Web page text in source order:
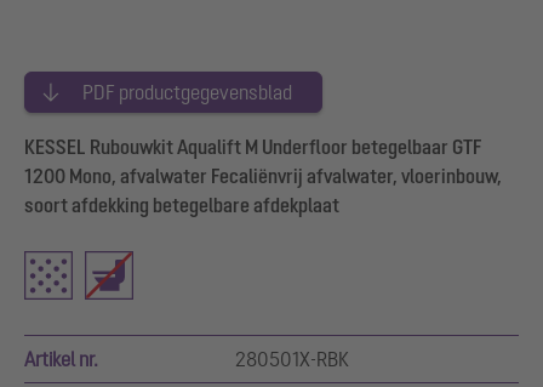
PDF productgegevensblad
KESSEL Rubouwkit Aqualift M Underfloor betegelbaar GTF
1200 Mono, afvalwater Fecaliënvrij afvalwater, vloerinbouw,
soort afdekking betegelbare afdekplaat
Artikel nr. 280501X-RBK